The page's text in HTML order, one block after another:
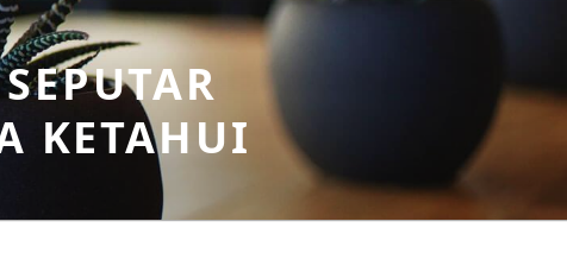
KETAHUI